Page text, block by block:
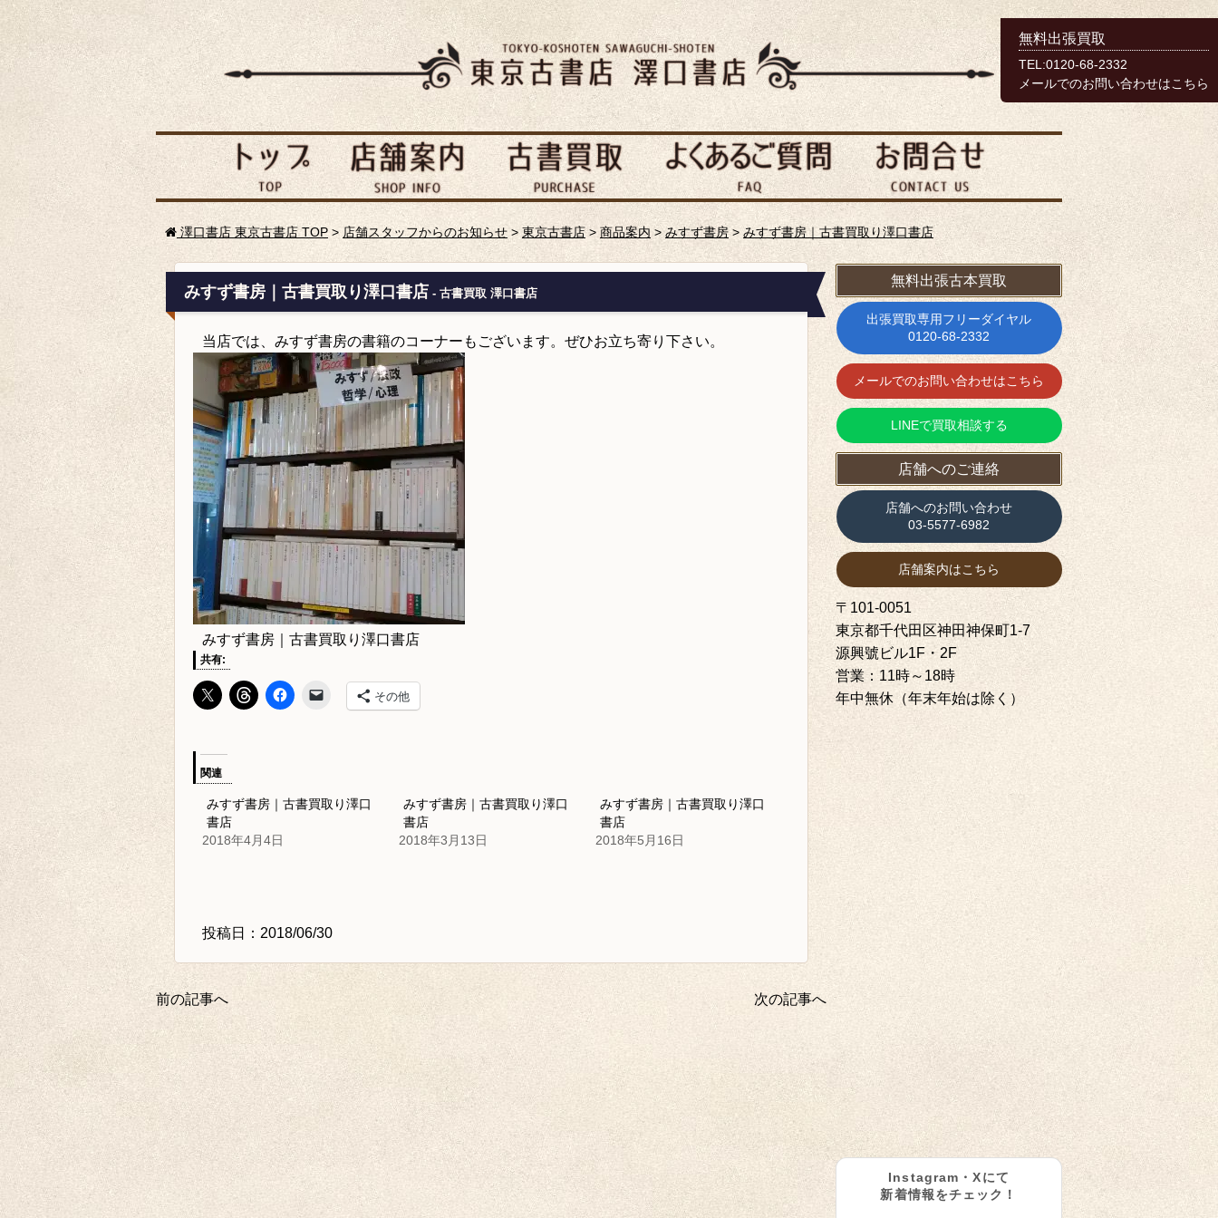
澤口書店 東京古書店 TOP > 店舗スタッフからのお知らせ >東京古書店> 商品案内>みすず書房> みすず書房｜古書買取り澤口書店
みすず書房｜古書買取り澤口書店 - 古書買取 澤口書店
当店では、みすず書房の書籍のコーナーもございます。ぜひお立ち寄り下さい。
みすず書房｜古書買取り澤口書店
共有:
その他
関連
みすず書房｜古書買取り澤口
書店
2018年4月4日
みすず書房｜古書買取り澤口
書店
2018年3月13日
みすず書房｜古書買取り澤口
書店
2018年5月16日
投稿日：2018/06/30
次の記事へ
前の記事へ
無料出張古本買取
出張買取専用フリーダイヤル
0120-68-2332
メールでのお問い合わせはこちら
LINEで買取相談する
店舗へのご連絡
店舗へのお問い合わせ
03-5577-6982
店舗案内はこちら
〒101-0051
東京都千代田区神田神保町1‐7
源興號ビル1F・2F
営業：11時～18時
年中無休（年末年始は除く）
Instagram・Xにて
新着情報をチェック！
無料出張買取
TEL:0120-68-2332
メールでのお問い合わせはこちら